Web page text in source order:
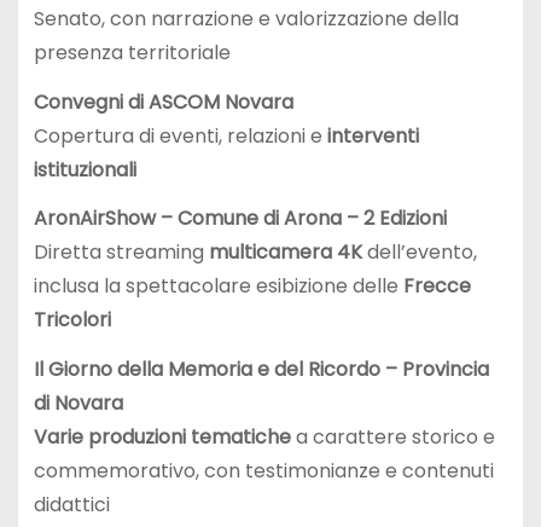
Senato, con narrazione e valorizzazione della
presenza territoriale
Convegni di ASCOM Novara
Copertura di eventi, relazioni e interventi
istituzionali
AronAirShow – Comune di Arona – 2 Edizioni
Diretta streaming multicamera 4Kdell’evento,
inclusa la spettacolare esibizione delle Frecce
Tricolori
Il Giorno della Memoria e del Ricordo – Provincia
di Novara
Varie produzioni tematichea carattere storico e
commemorativo, con testimonianze e contenuti
didattici